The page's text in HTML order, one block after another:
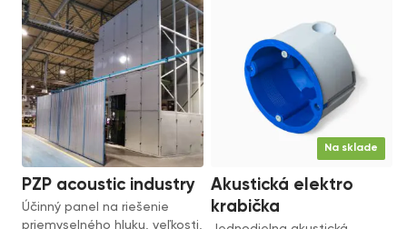
PZP acoustic industry
Účinný panel na riešenie
priemyselného hluku, veľkosti,
Na sklade
Akustická elektro
krabička